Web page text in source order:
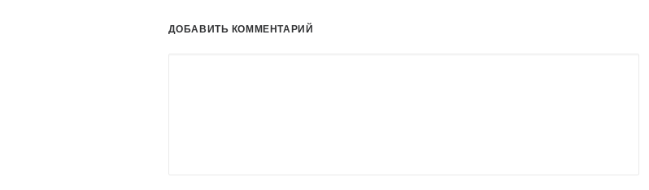
ДОБАВИТЬ КОММЕНТАРИЙ